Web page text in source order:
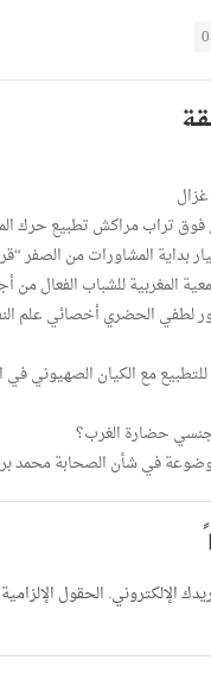
فوق تراب مراكش تطبيع حرك
بداية المشاورات من
المغربية للشباب الفعال
لطفي الحضري أخصائي علم
للتطبيع مع الكيان الصهيوني
حضارة الغرب؟
في شأن الصحابة محمد
الإلكتروني. الحقول